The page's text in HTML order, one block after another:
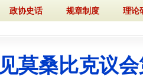
政协史话 规章制度 理论
莫桑比克议